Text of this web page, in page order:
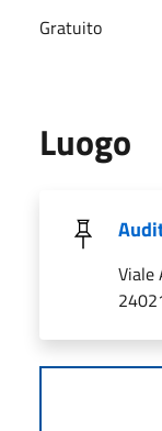
Gratuito
Luogo
Viale